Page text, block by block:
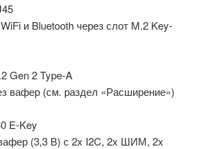
и Bluetooth через слот M.2 Key-
Gen 2 Type-A
вафер (см. раздел «Расширение»)
E-Key
(3,3 В) с 2x I2C, 2x ШИМ, 2x